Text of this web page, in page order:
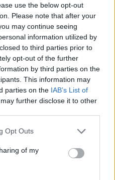
use the below opt-out
Please note that after your
may continue seeing
information utilized by
to third parties prior to
opt-out of the further
by third parties on the
This information may
parties on the IAB’s List of
further disclose it to other
Opt Outs
of my
out e le ammissioni salgono
prima società tra le non
nel girone G con 8 squadre
e la novità dei molisani del
accoppiamenti dei 16esimi di
accoppiamenti degli ottavi
di Gallura, Barbagia e